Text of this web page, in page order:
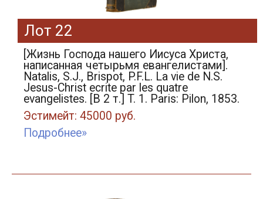
Лот 22
[Жизнь Господа нашего Иисуса Христа,
написанная четырьмя евангелистами].
Natalis, S.J., Brispot, P.F.L. La vie de N.S.
Jesus-Christ ecrite par les quatre
evangelistes. [В 2 т.] T. 1. Paris: Pilon, 1853.
Эстимейт: 45000 руб.
Подробнее»